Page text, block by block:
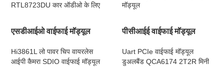
RTL8723DU कार ऑडीओ के लिए
मॉड्यूल
एसडीआईओ वाईफाई मॉड्यूल
Hi3861L लो पावर चिप वायरलेस
आईपी कैमरा SDIO वाईफाई मॉड्यूल
पीसीआईई वाईफाई मॉड्यूल
Uart PCIe वाईफाई मॉड्यूल
डुअलबैंड QCA6174 2T2R मिनी